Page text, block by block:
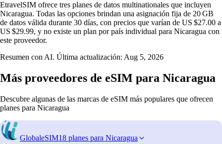
EtravelSIM ofrece tres planes de datos multinationales que incluyen
Nicaragua. Todas las opciones brindan una asignación fija de 20 GB
de datos válida durante 30 días, con precios que varían de US $27.00 a
US $29.99, y no existe un plan por país individual para Nicaragua con
este proveedor.
Resumen con AI. Última actualización: Aug 5, 2026
Más proveedores de eSIM para Nicaragua
Descubre algunas de las marcas de eSIM más populares que ofrecen
planes para Nicaragua
GlobaleSIM18 planes para Nicaragua